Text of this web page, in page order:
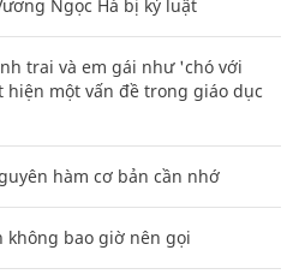
Ngọc Hà bị kỷ luật
trai và em gái như 'chó với
một vấn đề trong giáo dục
hàm cơ bản cần nhớ
không bao giờ nên gọi